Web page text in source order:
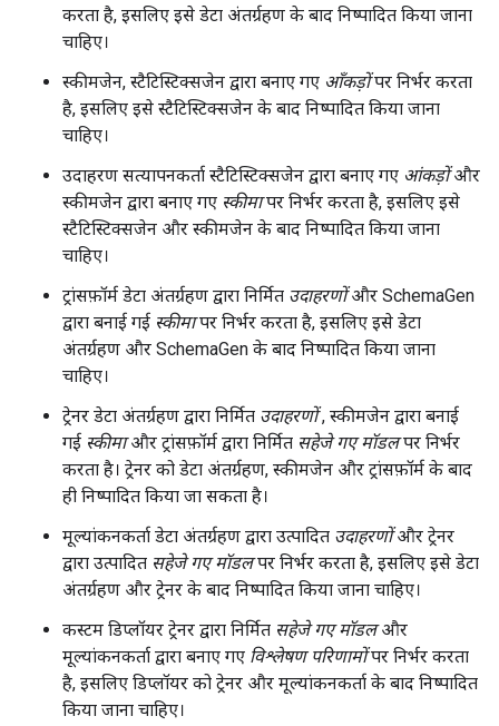
करता है, इसलिए इसे डेटा अंतर्ग्रहण के बाद निष्पादित किया जाना
चाहिए।
स्कीमजेन, स्टैटिस्टिक्सजेन द्वारा बनाए गए आँकड़ोंपर निर्भर करता
है, इसलिए इसे स्टैटिस्टिक्सजेन के बाद निष्पादित किया जाना
चाहिए।
उदाहरण सत्यापनकर्ता स्टैटिस्टिक्सजेन द्वारा बनाए गए आंकड़ोंऔर
स्कीमजेन द्वारा बनाए गए स्कीमापर निर्भर करता है, इसलिए इसे
स्टैटिस्टिक्सजेन और स्कीमजेन के बाद निष्पादित किया जाना
चाहिए।
ट्रांसफ़ॉर्म डेटा अंतर्ग्रहण द्वारा निर्मित उदाहरणोंऔर SchemaGen
द्वारा बनाई गई स्कीमापर निर्भर करता है, इसलिए इसे डेटा
अंतर्ग्रहण और SchemaGen के बाद निष्पादित किया जाना
चाहिए।
ट्रेनर डेटा अंतर्ग्रहण द्वारा निर्मित उदाहरणों, स्कीमजेन द्वारा बनाई
गई स्कीमाऔर ट्रांसफ़ॉर्म द्वारा निर्मित सहेजे गए मॉडलपर निर्भर
करता है। ट्रेनर को डेटा अंतर्ग्रहण, स्कीमजेन और ट्रांसफ़ॉर्म के बाद
ही निष्पादित किया जा सकता है।
मूल्यांकनकर्ता डेटा अंतर्ग्रहण द्वारा उत्पादित उदाहरणोंऔर ट्रेनर
द्वारा उत्पादित सहेजे गए मॉडलपर निर्भर करता है, इसलिए इसे डेटा
अंतर्ग्रहण और ट्रेनर के बाद निष्पादित किया जाना चाहिए।
कस्टम डिप्लॉयर ट्रेनर द्वारा निर्मित सहेजे गए मॉडलऔर
मूल्यांकनकर्ता द्वारा बनाए गए विश्लेषण परिणामोंपर निर्भर करता
है, इसलिए डिप्लॉयर को ट्रेनर और मूल्यांकनकर्ता के बाद निष्पादित
किया जाना चाहिए।